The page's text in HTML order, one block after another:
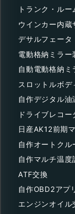
トランク・ル
ウインカー内蔵
デサルフェー
電動格納ミラー
自動電動格納ミ
スロットルボ
自作デジタル油
ドライブレコー
日産AK12前期
自作オートクル
自作マルチ温度
ATF交換
自作OBD2アプ
エンジンオイル